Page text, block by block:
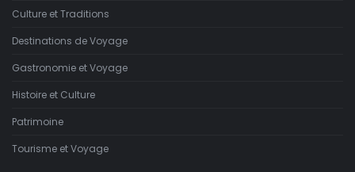
Culture et Traditions
Destinations de Voyage
Gastronomie et Voyage
Histoire et Culture
Patrimoine
Tourisme et Voyage